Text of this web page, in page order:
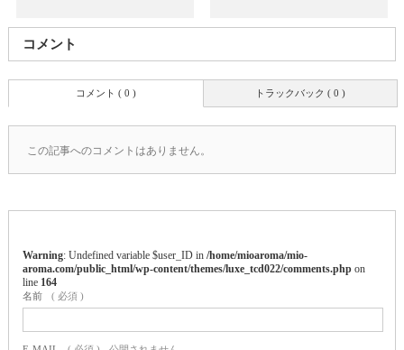
コメント
トラックバック ( 0 )
コメント ( 0 )
この記事へのコメントはありません。
Warning : Undefined variable $user_ID in /home/mioaroma/mio-
aroma.com/public_html/wp-content/themes/luxe_tcd022/comments.phpon
line 164
名前 ( 必須 )